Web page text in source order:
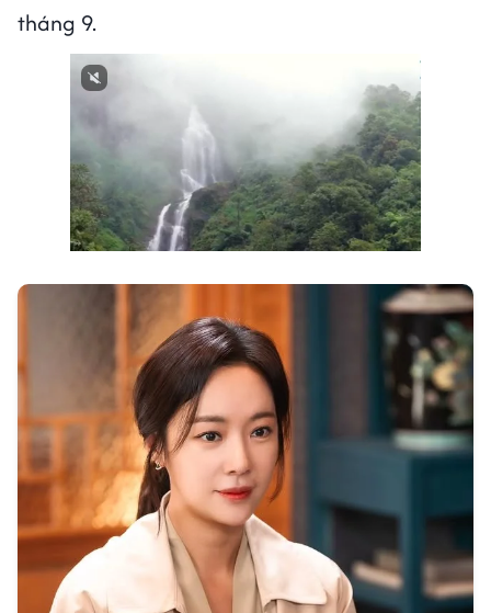
tháng 9.